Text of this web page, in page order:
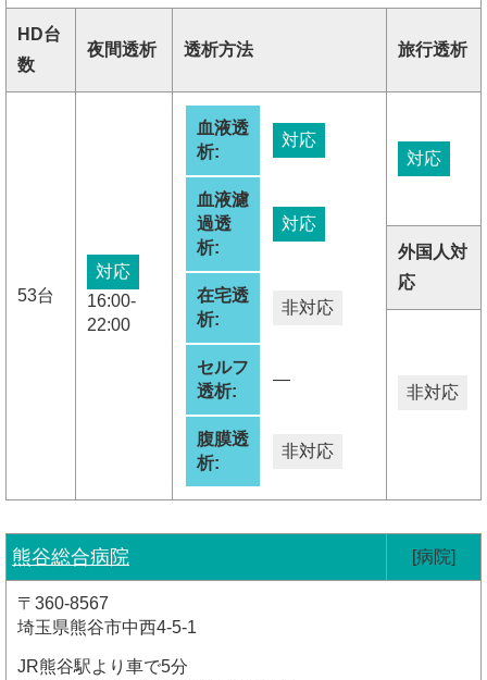
HD台
数
夜間透析 透析方法 旅行透析
53台
対応
16:00-
22:00
血液透
析:
対応
血液濾
過透
析:
対応
在宅透
析:
非対応
セルフ
透析:
―
腹膜透
析:
非対応
対応
外国人対
応
非対応
熊谷総合病院 [病院]
〒360-8567
埼玉県熊谷市中西4-5-1
JR熊谷駅より車で5分